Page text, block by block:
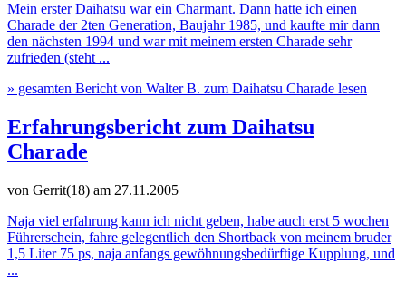
Mein erster Daihatsu war ein Charmant. Dann hatte ich einen
Charade der 2ten Generation, Baujahr 1985, und kaufte mir dann
den nächsten 1994 und war mit meinem ersten Charade sehr
zufrieden (steht ...
» gesamten Bericht von Walter B. zum Daihatsu Charade lesen
Erfahrungsbericht zum Daihatsu
Charade
von Gerrit(18) am 27.11.2005
Naja viel erfahrung kann ich nicht geben, habe auch erst 5 wochen
Führerschein, fahre gelegentlich den Shortback von meinem bruder
1,5 Liter 75 ps, naja anfangs gewöhnungsbedürftige Kupplung, und
...